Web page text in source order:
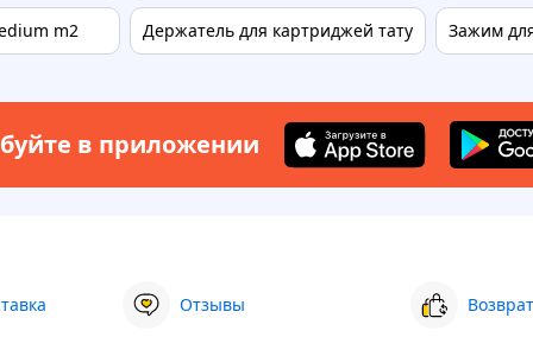
m2 Держатель для картриджей тату Зажим
в приложении
Отзывы